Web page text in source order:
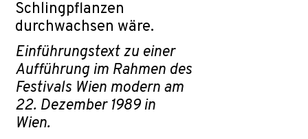
Schlingpflanzen
durchwachsen wäre.
Einführungstext zu einer
Aufführung im Rahmen des
Festivals Wien modern am
22. Dezember 1989 in
Wien.